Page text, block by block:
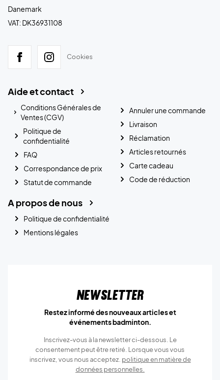
Danemark
VAT: DK36931108
Cookies
Aide et contact
Conditions Générales de
Ventes (CGV)
Politique de
confidentialité
FAQ
Correspondance de prix
Statut de commande
Annuler une commande
Livraison
Réclamation
Articles retournés
Carte cadeau
Code de réduction
A propos de nous
Politique de confidentialité
Mentions légales
Newsletter
Restez informé des nouveaux articles et
événements badminton.
Inscrivez-vous à la newsletter ci-dessous. Le
consentement peut être retiré. Lorsque vous vous
inscrivez, vous nous acceptez. politique en matière de
données personnelles.